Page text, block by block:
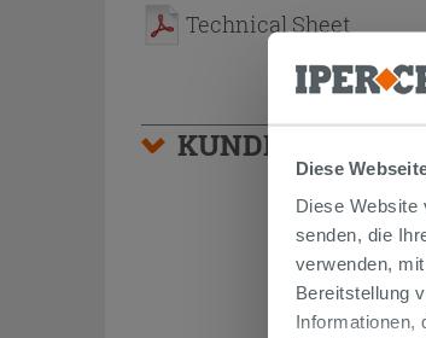
Diese
Diese Website
senden, die
verwenden,
Bereitstellung
Informationen,
Technical Sheet
KUNDEN, DIE